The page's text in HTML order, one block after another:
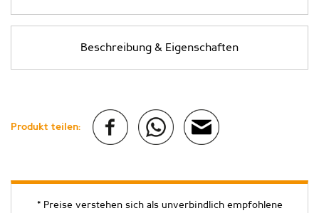
Beschreibung & Eigenschaften
Produkt teilen:
* Preise verstehen sich als unverbindlich empfohlene